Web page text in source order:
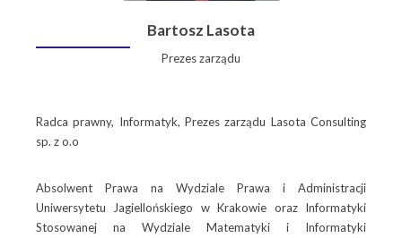
Bartosz Lasota
Prezes zarządu
Radca prawny, Informatyk, Prezes zarządu Lasota Consulting
sp. z o.o
Absolwent Prawa na Wydziale Prawa i Administracji
Uniwersytetu Jagiellońskiego w Krakowie oraz Informatyki
Stosowanej na Wydziale Matematyki i Informatyki